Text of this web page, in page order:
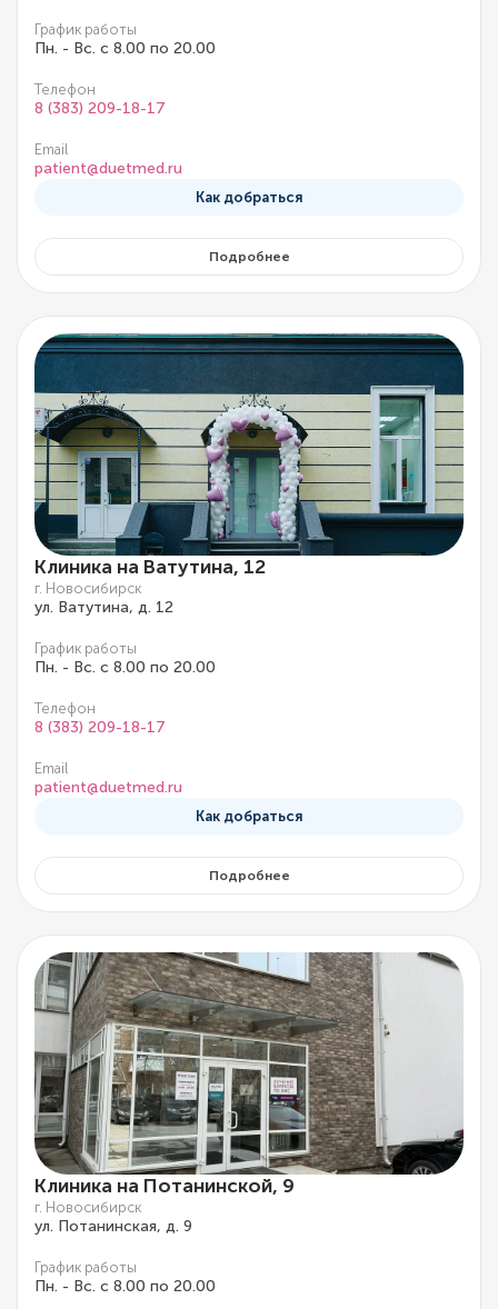
График работы
Пн. - Вс. с 8.00 по 20.00
Телефон
8 (383) 209-18-17
Email
patient@duetmed.ru
Как добраться
Подробнее
Клиника на Ватутина, 12
г. Новосибирск
ул. Ватутина, д. 12
График работы
Пн. - Вс. с 8.00 по 20.00
Телефон
8 (383) 209-18-17
Email
patient@duetmed.ru
Как добраться
Подробнее
Клиника на Потанинской, 9
г. Новосибирск
ул. Потанинская, д. 9
График работы
Пн. - Вс. с 8.00 по 20.00